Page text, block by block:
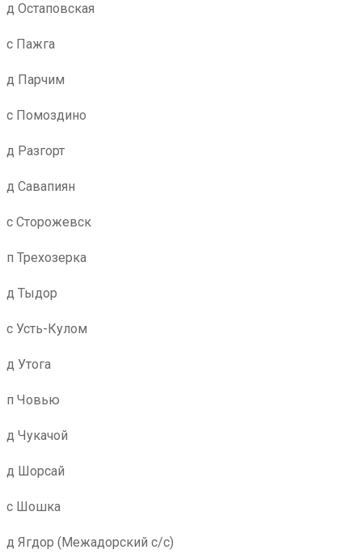
д Остаповская
с Пажга
д Парчим
с Помоздино
д Разгорт
д Савапиян
с Сторожевск
п Трехозерка
д Тыдор
с Усть-Кулом
д Утога
п Човью
д Чукачой
д Шорсай
с Шошка
д Ягдор (Межадорский с/с)